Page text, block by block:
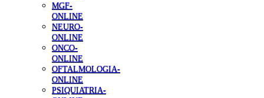
MGF-
ONLINE
NEURO-
ONLINE
ONCO-
ONLINE
OFTALMOLOGIA-
ONLINE
PSIQUIATRIA-